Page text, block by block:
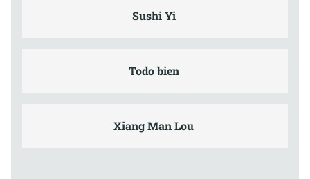
Sushi Yi
Todo bien
Xiang Man Lou